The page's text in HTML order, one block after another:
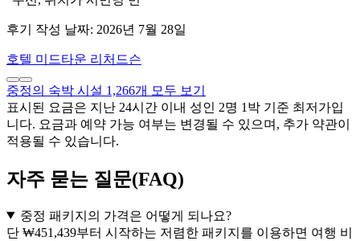
후기 작성 날짜: 2026년 7월 28일
호텔 미드타운 리처드슨
중정의 숙박 시설 1,266개 모두 보기
표시된 요금은 지난 24시간 이내 성인 2명 1박 기준 최저가입
니다. 요금과 예약 가능 여부는 변경될 수 있으며, 추가 약관이
적용될 수 있습니다.
자주 묻는 질문(FAQ)
중정 패키지의 가격은 어떻게 되나요?
단 ₩451,439부터 시작하는 저렴한 패키지를 이용하면 여행 비